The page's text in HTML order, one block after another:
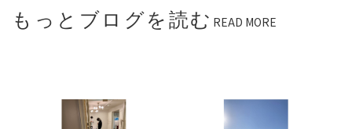
もっとブログを読む READ MORE